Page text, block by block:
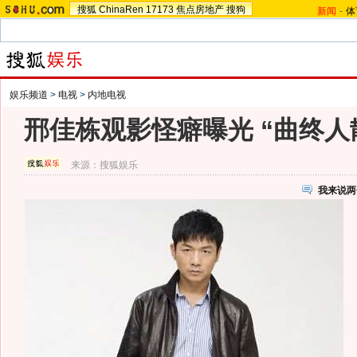
搜狐 ChinaRen 17173 焦点房地产 搜狗 新闻 -
娱乐频道 > 电视 > 内地电视
邢佳栋观影怪癖曝光 “曲终
来源：搜狐娱乐
我来说